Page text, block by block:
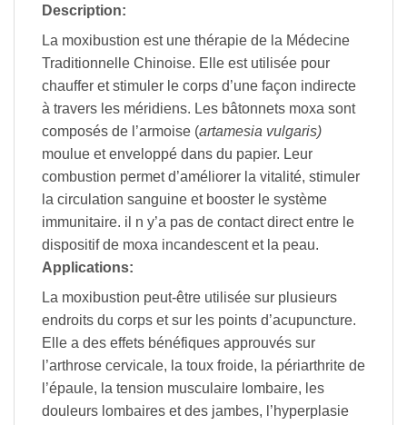
Description:
La moxibustion est une thérapie de la Médecine
Traditionnelle Chinoise. Elle est utilisée pour
chauffer et stimuler le corps d’une façon indirecte
à travers les méridiens. Les bâtonnets moxa sont
composés de l’armoise (artamesia vulgaris)
moulue et enveloppé dans du papier. Leur
combustion permet d’améliorer la vitalité, stimuler
la circulation sanguine et booster le système
immunitaire. il n y’a pas de contact direct entre le
dispositif de moxa incandescent et la peau.
Applications:
La moxibustion peut-être utilisée sur plusieurs
endroits du corps et sur les points d’acupuncture.
Elle a des effets bénéfiques approuvés sur
l’arthrose cervicale, la toux froide, la périarthrite de
l’épaule, la tension musculaire lombaire, les
douleurs lombaires et des jambes, l’hyperplasie